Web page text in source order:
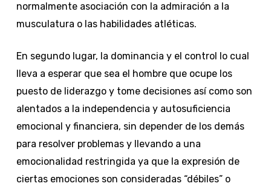
normalmente asociación con la admiración a la
musculatura o las habilidades atléticas.
En segundo lugar, la dominancia y el control lo cual
lleva a esperar que sea el hombre que ocupe los
puesto de liderazgo y tome decisiones así como son
alentados a la independencia y autosuficiencia
emocional y financiera, sin depender de los demás
para resolver problemas y llevando a una
emocionalidad restringida ya que la expresión de
ciertas emociones son consideradas “débiles” o